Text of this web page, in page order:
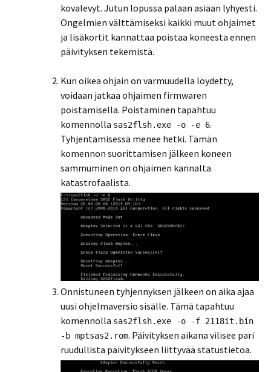
kovalevyt. Jutun lopussa palaan asiaan lyhyesti.
Ongelmien välttämiseksi kaikki muut ohjaimet
ja lisäkortit kannattaa poistaa koneesta ennen
päivityksen tekemistä.
Kun oikea ohjain on varmuudella löydetty,
voidaan jatkaa ohjaimen firmwaren
poistamisella. Poistaminen tapahtuu
komennolla sas2flsh.exe -o -e 6.
Tyhjentämisessä menee hetki. Tämän
komennon suorittamisen jälkeen koneen
sammuminen on ohjaimen kannalta
katastrofaalista.
Onnistuneen tyhjennyksen jälkeen on aika ajaa
uusi ohjelmaversio sisälle. Tämä tapahtuu
komennolla sas2flsh.exe -o -f 2118it.bin
-b mptsas2.rom. Päivityksen aikana vilisee pari
ruudullista päivitykseen liittyvää statustietoa.